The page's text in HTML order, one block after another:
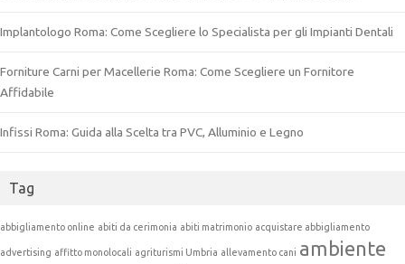
Implantologo Roma: Come Scegliere lo Specialista per gli Impianti Dentali
Forniture Carni per Macellerie Roma: Come Scegliere un Fornitore
Affidabile
Infissi Roma: Guida alla Scelta tra PVC, Alluminio e Legno
Tag
abbigliamento online abiti da cerimonia abiti matrimonio acquistare abbigliamento
advertising affitto monolocali agriturismi Umbria allevamento cani ambiente